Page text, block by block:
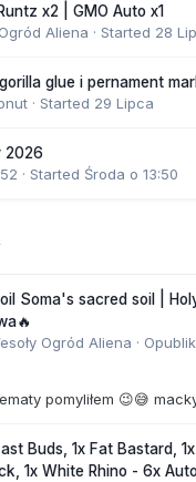
x2 | GMO Auto x1
Aliena · Started 28
glue i pernament
· Started 29 Lipca
2026
· Started Środa o 13:50
Soma's sacred soil |
Ogród Aliena ·
pomyliłem 😉😅
Buds, 1x Fat Bastard,
1x White Rhino - 6x